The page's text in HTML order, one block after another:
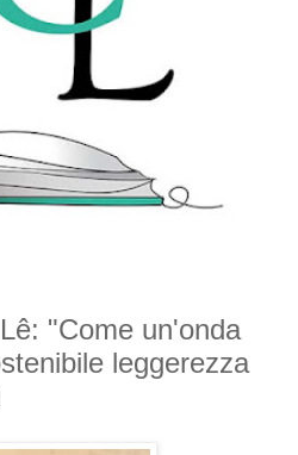
"Come un'onda
leggerezza